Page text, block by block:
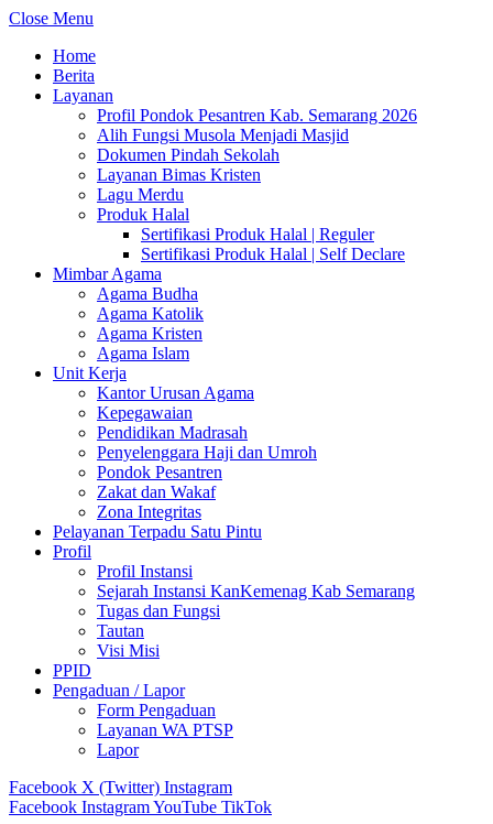
Close Menu
Home
Berita
Layanan
Profil Pondok Pesantren Kab. Semarang 2026
Alih Fungsi Musola Menjadi Masjid
Dokumen Pindah Sekolah
Layanan Bimas Kristen
Lagu Merdu
Produk Halal
Sertifikasi Produk Halal | Reguler
Sertifikasi Produk Halal | Self Declare
Mimbar Agama
Agama Budha
Agama Katolik
Agama Kristen
Agama Islam
Unit Kerja
Kantor Urusan Agama
Kepegawaian
Pendidikan Madrasah
Penyelenggara Haji dan Umroh
Pondok Pesantren
Zakat dan Wakaf
Zona Integritas
Pelayanan Terpadu Satu Pintu
Profil
Profil Instansi
Sejarah Instansi KanKemenag Kab Semarang
Tugas dan Fungsi
Tautan
Visi Misi
PPID
Pengaduan / Lapor
Form Pengaduan
Layanan WA PTSP
Lapor
Facebook X (Twitter) Instagram
Facebook InstagramYouTube TikTok